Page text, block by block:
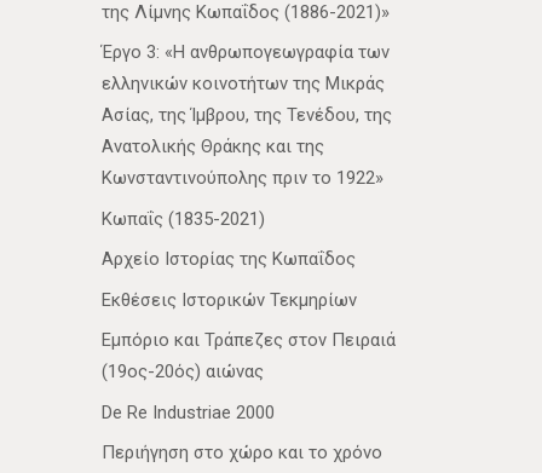
της Λίμνης Κωπαΐδος (1886-2021)»
Έργο 3: «Η ανθρωπογεωγραφία των
ελληνικών κοινοτήτων της Μικράς
Ασίας, της Ίμβρου, της Τενέδου, της
Ανατολικής Θράκης και της
Κωνσταντινούπολης πριν το 1922»
Κωπαΐς (1835-2021)
Αρχείο Ιστορίας της Κωπαΐδος
Εκθέσεις Ιστορικών Τεκμηρίων
Εμπόριο και Τράπεζες στον Πειραιά
(19ος-20ός) αιώνας
De Re Industriae 2000
Περιήγηση στο χώρο και το χρόνο